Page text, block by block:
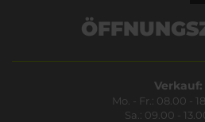
Verkauf:
Mo. - Fr.: 08.00 -
Sa.: 09.00 -